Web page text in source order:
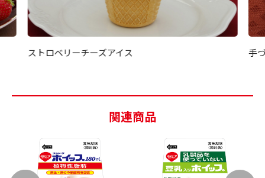
ストロベリーチーズアイス 手
関連商品